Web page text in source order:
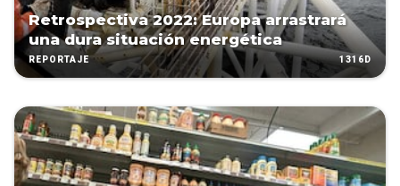
Retrospectiva 2022: Europa arrastrará
una dura situación energética
REPORTAJE 1316D